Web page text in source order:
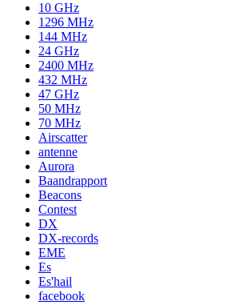
10 GHz
1296 MHz
144 MHz
24 GHz
2400 MHz
432 MHz
47 GHz
50 MHz
70 MHz
Airscatter
antenne
Aurora
Baandrapport
Beacons
Contest
DX
DX-records
EME
Es
Es'hail
facebook